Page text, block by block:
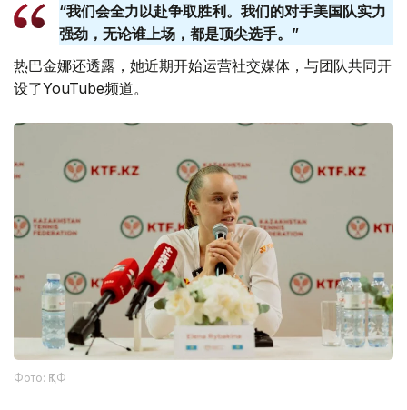
“我们会全力以赴争取胜利。我们的对手美国队实力
强劲，无论谁上场，都是顶尖选手。”
热巴金娜还透露，她近期开始运营社交媒体，与团队共同开
设了YouTube频道。
Фото: ҚТФ